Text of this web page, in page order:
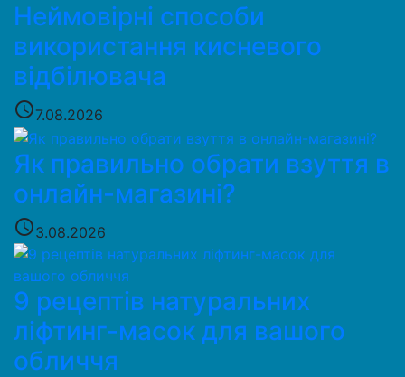
Неймовірні способи
використання кисневого
відбілювача
access_time7.08.2026
Як правильно обрати взуття в
онлайн-магазині?
access_time3.08.2026
9 рецептів натуральних
ліфтинг-масок для вашого
обличчя